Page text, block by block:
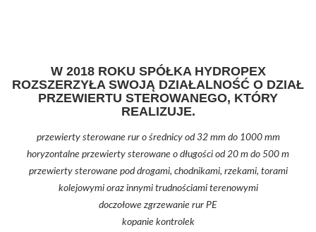
W 2018 ROKU SPÓŁKA HYDROPEX
ROZSZERZYŁA SWOJĄ DZIAŁALNOŚĆ O DZIAŁ
PRZEWIERTU STEROWANEGO, KTÓRY
REALIZUJE.
przewierty sterowane rur o średnicy od 32 mm do 1000 mm
horyzontalne przewierty sterowane o długości od 20 m do 500 m
przewierty sterowane pod drogami, chodnikami, rzekami, torami
kolejowymi oraz innymi trudnościami terenowymi
doczołowe zgrzewanie rur PE
kopanie kontrolek